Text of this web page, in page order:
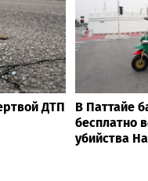
ДТП
В Паттайе
бесплатно
убийства